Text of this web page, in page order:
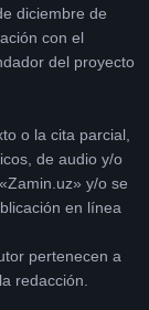
diciembre de
con el
del proyecto
o la cita parcial,
de audio y/o
y/o se
en línea
pertenecen a
redacción.